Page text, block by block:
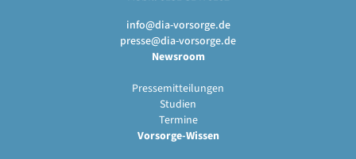
info@dia-vorsorge.de
presse@dia-vorsorge.de
Newsroom
Pressemitteilungen
Studien
Termine
Vorsorge-Wissen